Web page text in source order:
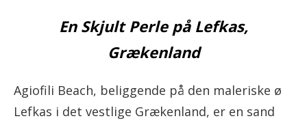
En Skjult Perle på Lefkas,
Grækenland
Agiofili Beach, beliggende på den maleriske ø
Lefkas i det vestlige Grækenland, er en sand